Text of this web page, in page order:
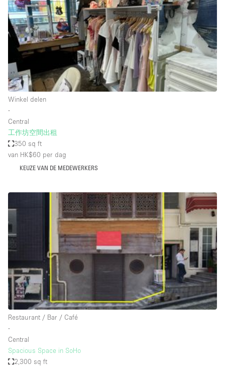
Creatieve ruimte
Dak
Evenementruimte
Foto / Filmstudio
Galerie
Hal
Kantoorruimte
Kraampje / Kiosk / Stalletje
Kraampje / Marktkraam
Markt / Festival
Ontvangsthal
Restaurant / Bar / Café
Salon
Unieke ruimte
Vergaderruimte
Winkelruimte in winkelcentrum
Winkel delen
∙
Central
工作坊空間出租
350 sq ft
van HK$60 per dag
KEUZE VAN DE MEDEWERKERS
Restaurant / Bar / Café
∙
Central
Spacious Space in SoHo
2,300 sq ft